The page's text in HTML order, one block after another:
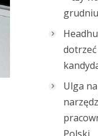
Ulga